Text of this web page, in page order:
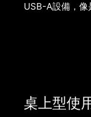
USB-A設備，像
桌上型使